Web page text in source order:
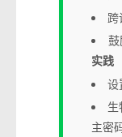
实践
设
生
主密